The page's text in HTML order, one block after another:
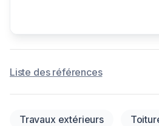
Liste des références
Travaux extérieurs